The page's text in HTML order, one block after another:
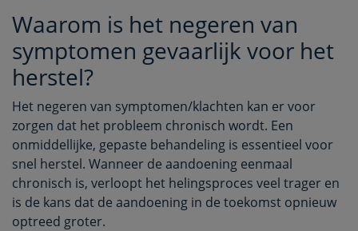
Waarom is het negeren van
symptomen gevaarlijk voor het
herstel?
Het negeren van symptomen/klachten kan er voor
zorgen dat het probleem chronisch wordt. Een
onmiddellijke, gepaste behandeling is essentieel voor
snel herstel. Wanneer de aandoening eenmaal
chronisch is, verloopt het helingsproces veel trager en
is de kans dat de aandoening in de toekomst opnieuw
optreed groter.